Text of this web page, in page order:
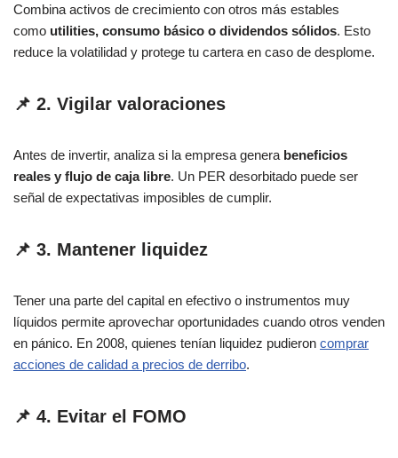
Combina activos de crecimiento con otros más estables
como utilities, consumo básico o dividendos sólidos. Esto
reduce la volatilidad y protege tu cartera en caso de desplome.
📌 2. Vigilar valoraciones
Antes de invertir, analiza si la empresa genera beneficios
reales y flujo de caja libre. Un PER desorbitado puede ser
señal de expectativas imposibles de cumplir.
📌 3. Mantener liquidez
Tener una parte del capital en efectivo o instrumentos muy
líquidos permite aprovechar oportunidades cuando otros venden
en pánico. En 2008, quienes tenían liquidez pudieron comprar
acciones de calidad a precios de derribo.
📌 4. Evitar el FOMO